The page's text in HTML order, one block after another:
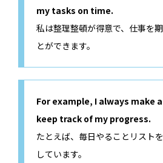
my tasks on time.
私は整理整頓が得意で、仕事を
とができます。
For example, I always make
keep track of my progress.
たとえば、毎日やることリスト
しています。